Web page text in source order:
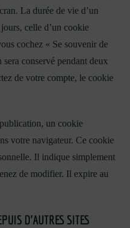
La durée de vie d’un
celle d’un cookie
cochez « Se souvenir de
conservé pendant deux
de votre compte, le cookie
un cookie
votre navigateur. Ce cookie
Il indique simplement
de modifier. Il expire au
D’AUTRES SITES